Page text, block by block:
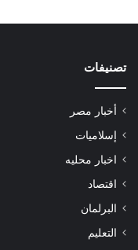
تصنيفات
أخبار مصر
إسلاميات
اخبار محليه
اقتصاد
البرلمان
التعليم